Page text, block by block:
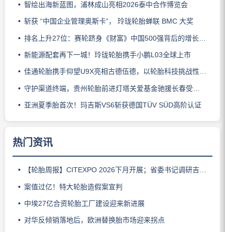
智绘出海新蓝图，浦林成山亮相2026泰中合作博览会
斩获 “中国企业管理奥斯卡”， 玲珑轮胎蝉联 BMC 大奖
排名上升27位：赛轮跻身《财富》中国500强背后的增长逻辑
新能源配套再下一城！玲珑轮胎携手小鹏L03全球上市
佳通轮胎携手仰望U9X亮相古德伍德，以轮胎科技挑战性能边界
守护渠道终端，贵州轮胎前进灯塔关爱基金驰援长春受灾门店
亚洲夏季胎首次！玛吉斯VS6斩获德国TÜV SÜD高阶认证
热门资讯
【轮胎周报】CITEXPO 2026下月开展；省委书记调研吉林玲珑；佳通推出新能源轻卡轮胎；三角轮胎斩获大奖；中策宣布涨价
案值过亿！特大轮胎造假案宣判
中埃27亿合资轮胎工厂建设迎来新进展
对华反倾销落地后，欧洲替换胎市场迎来拐点